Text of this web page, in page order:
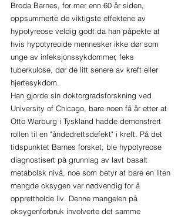
Broda Barnes, for mer enn 60 år siden,
oppsummerte de viktigste effektene av
hypotyreose veldig godt da han påpekte at
hvis hypotyreoide mennesker ikke dør som
unge av infeksjonssykdommer, feks
tuberkulose, dør de litt senere av kreft eller
hjertesykdom.
Han gjorde sin doktorgradsforskning ved
University of Chicago, bare noen få år etter at
Otto Warburg i Tyskland hadde demonstrert
rollen til en "åndedrettsdefekt" i kreft. På det
tidspunktet Barnes forsket, ble hypotyreose
diagnostisert på grunnlag av lavt basalt
metabolsk nivå, noe som betyr at bare en liten
mengde oksygen var nødvendig for å
opprettholde liv. Denne mangelen på
oksygenforbruk involverte det samme